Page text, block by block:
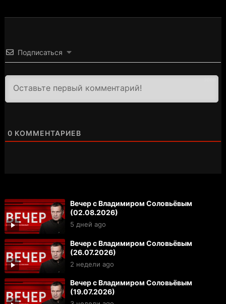
Подписаться
0 КОММЕНТАРИЕВ
Вечер с Владимиром Соловьёвым
(02.08.2026)
5 дней ago
Вечер с Владимиром Соловьёвым
(26.07.2026)
2 недели ago
Вечер с Владимиром Соловьёвым
(19.07.2026)